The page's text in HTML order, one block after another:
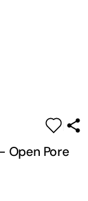
Open Pore